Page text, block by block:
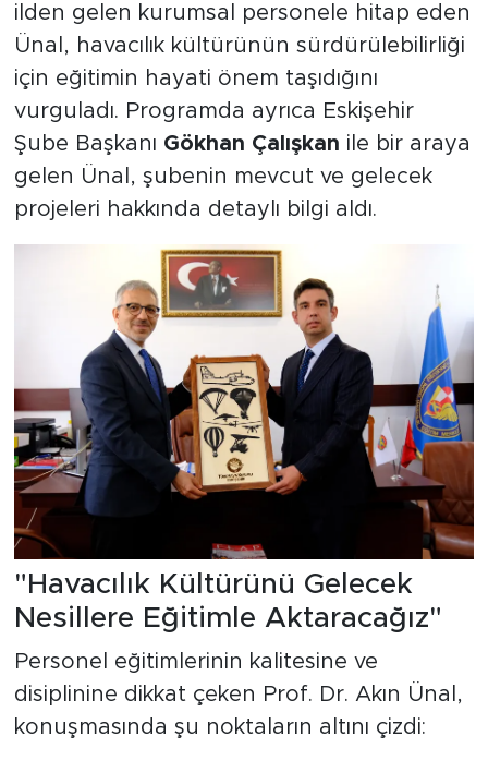
ilden gelen kurumsal personele hitap eden
Ünal, havacılık kültürünün sürdürülebilirliği
için eğitimin hayati önem taşıdığını
vurguladı. Programda ayrıca Eskişehir
Şube Başkanı Gökhan Çalışkan ile bir araya
gelen Ünal, şubenin mevcut ve gelecek
projeleri hakkında detaylı bilgi aldı.
"Havacılık Kültürünü Gelecek
Nesillere Eğitimle Aktaracağız"
Personel eğitimlerinin kalitesine ve
disiplinine dikkat çeken Prof. Dr. Akın Ünal,
konuşmasında şu noktaların altını çizdi: